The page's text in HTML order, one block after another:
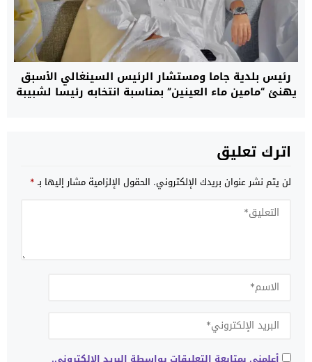
رئيس بلدية جاما ومستشار الرئيس السينغالي الأسبق
يهنئ “مامين ماء العينين” بمناسبة انتخابه رئيسا لشبيبة
اترك تعليق
لن يتم نشر عنوان بريدك الإلكتروني. الحقول الإلزامية مشار إليها بـ*